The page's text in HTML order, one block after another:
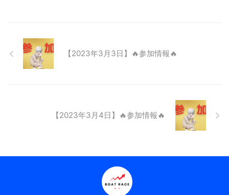
【2023年3月3日】🔥参加情報🔥
【2023年3月4日】🔥参加情報🔥